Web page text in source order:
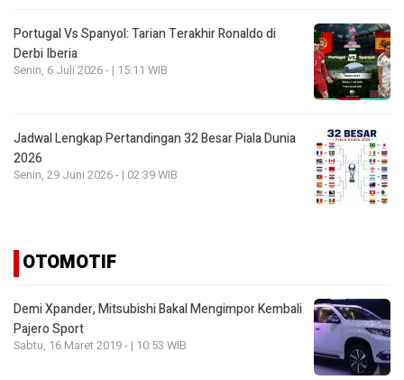
Portugal Vs Spanyol: Tarian Terakhir Ronaldo di
Derbi Iberia
Senin, 6 Juli 2026 - | 15:11 WIB
Jadwal Lengkap Pertandingan 32 Besar Piala Dunia
2026
Senin, 29 Juni 2026 - | 02:39 WIB
OTOMOTIF
Demi Xpander, Mitsubishi Bakal Mengimpor Kembali
Pajero Sport
Sabtu, 16 Maret 2019 - | 10:53 WIB